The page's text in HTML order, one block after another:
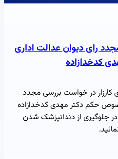
رای دیوان عدالت اداری
کدخدازاده
کارزار در خواست بررسی مجدد
حکم دکتر مهدی کدخدازاده
در جلوگیری از دندانپزشک شدن